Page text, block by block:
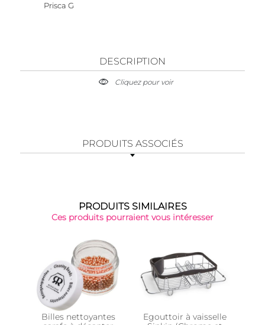
Prisca G
DESCRIPTION
Cliquez pour voir
PRODUITS ASSOCIÉS
PRODUITS SIMILAIRES
Ces produits pourraient vous intéresser
Billes nettoyantes
Egouttoir à vaisselle